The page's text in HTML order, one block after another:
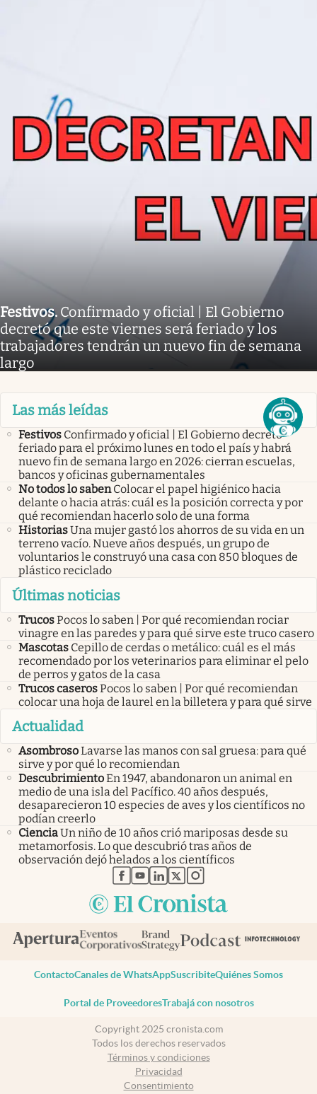
Festivos. Confirmado y oficial | El Gobierno
decretó que este viernes será feriado y los
trabajadores tendrán un nuevo fin de semana
largo
Las más leídas
Festivos Confirmado y oficial | El Gobierno decretó
feriado para el próximo lunes en todo el país y habrá
nuevo fin de semana largo en 2026: cierran escuelas,
bancos y oficinas gubernamentales
No todos lo saben Colocar el papel higiénico hacia
delante o hacia atrás: cuál es la posición correcta y por
qué recomiendan hacerlo solo de una forma
HistoriasUna mujer gastó los ahorros de su vida en un
terreno vacío. Nueve años después, un grupo de
voluntarios le construyó una casa con 850 bloques de
plástico reciclado
Últimas noticias
TrucosPocos lo saben | Por qué recomiendan rociar
vinagre en las paredes y para qué sirve este truco casero
Mascotas Cepillo de cerdas o metálico: cuál es el más
recomendado por los veterinarios para eliminar el pelo
de perros y gatos de la casa
Trucos caserosPocos lo saben | Por qué recomiendan
colocar una hoja de laurel en la billetera y para qué sirve
Actualidad
AsombrosoLavarse las manos con sal gruesa: para qué
sirve y por qué lo recomiendan
DescubrimientoEn 1947, abandonaron un animal en
medio de una isla del Pacífico. 40 años después,
desaparecieron 10 especies de aves y los científicos no
podían creerlo
CienciaUn niño de 10 años crió mariposas desde su
metamorfosis. Lo que descubrió tras años de
observación dejó helados a los científicos
abre en nueva pestaña
abre en nueva pestaña
abre en nueva pestaña
abre en nueva pestaña
abre en nueva pestaña
ContactoCanales de WhatsAppSuscribiteQuiénes Somos
Portal de ProveedoresTrabajá con nosotros
Copyright 2025 cronista.com
Todos los derechos reservados
Términos y condiciones
Privacidad
Consentimiento